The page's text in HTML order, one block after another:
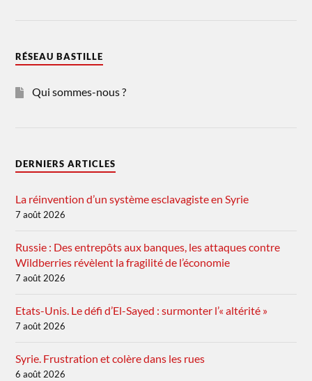
RÉSEAU BASTILLE
Qui sommes-nous ?
DERNIERS ARTICLES
La réinvention d’un système esclavagiste en Syrie
7 août 2026
Russie : Des entrepôts aux banques, les attaques contre
Wildberries révèlent la fragilité de l’économie
7 août 2026
Etats-Unis. Le défi d’El-Sayed : surmonter l’« altérité »
7 août 2026
Syrie. Frustration et colère dans les rues
6 août 2026